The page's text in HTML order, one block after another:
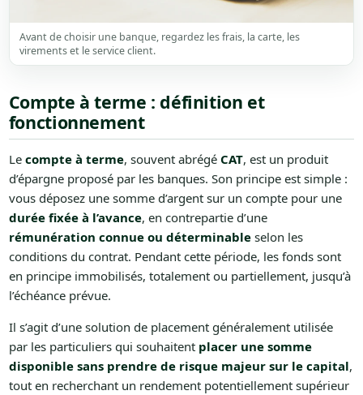
Avant de choisir une banque, regardez les frais, la carte, les
virements et le service client.
Compte à terme : définition et
fonctionnement
Le compte à terme, souvent abrégé CAT, est un produit
d’épargne proposé par les banques. Son principe est simple :
vous déposez une somme d’argent sur un compte pour une
durée fixée à l’avance, en contrepartie d’une
rémunération connue ou déterminableselon les
conditions du contrat. Pendant cette période, les fonds sont
en principe immobilisés, totalement ou partiellement, jusqu’à
l’échéance prévue.
Il s’agit d’une solution de placement généralement utilisée
par les particuliers qui souhaitent placer une somme
disponible sans prendre de risque majeur sur le capital,
tout en recherchant un rendement potentiellement supérieur